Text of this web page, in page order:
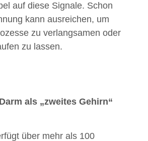
auf diese Signale. Schon
kann ausreichen, um
zu verlangsamen oder
zu lassen.
als „zweites Gehirn“
über mehr als 100